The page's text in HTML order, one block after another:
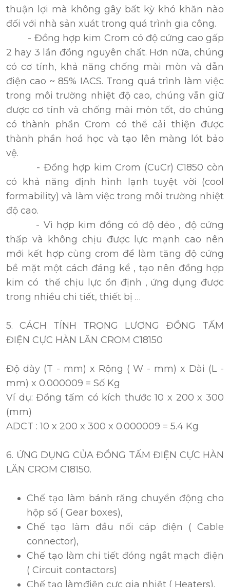
thuận lợi mà không gây bất kỳ khó khăn nào
đối với nhà sản xuát trong quá trình gia công.
- Đồng hợp kim Crom có độ cứng cao gấp
2 hay 3 lần đồng nguyên chất. Hơn nữa, chúng
có cơ tính, khả năng chống mài mòn và dẫn
điện cao ~ 85% IACS. Trong quá trình làm việc
trong môi trường nhiệt độ cao, chúng vẫn giữ
được cơ tính và chống mài mòn tốt, do chúng
có thành phần Crom có thể cải thiện được
thành phần hoá học và tạo lên màng lót bảo
vệ.
- Đồng hợp kim Crom (CuCr) C1850 còn
có khả năng định hình lạnh tuyệt vời (cool
formability) và làm việc trong môi trường nhiệt
độ cao.
- Vì hợp kim đồng có độ dẻo , độ cứng
thấp và không chịu được lực mạnh cao nên
mới kết hợp cùng crom để làm tăng độ cứng
bề mặt một cách đáng kể , tạo nên đồng hợp
kim có thể chịu lực ổn định , ứng dụng được
trong nhiều chi tiết, thiết bị …
5. CÁCH TÍNH TRỌNG LƯỢNG ĐỒNG TẤM
ĐIỆN CỰC HÀN LĂN CROM C18150
Độ dày (T - mm) x Rộng ( W - mm) x Dài (L -
mm) x 0.000009 = Số Kg
Ví dụ: Đồng tấm có kích thước 10 x 200 x 300
(mm)
ADCT : 10 x 200 x 300 x 0.000009 = 5.4 Kg
6. ỨNG DỤNG CỦA ĐỒNG TẤM ĐIỆN CỰC HÀN
LĂN CROM C18150.
Chế tạo làm bánh răng chuyển động cho
hộp số ( Gear boxes),
Chế tạo làm đầu nối cáp điện ( Cable
connector),
Chế tạo làm chi tiết đóng ngắt mạch điện
( Circuit contactors)
Chế tạo làmđiện cực gia nhiệt ( Heaters),